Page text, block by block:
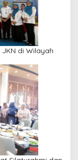
di Wilayah